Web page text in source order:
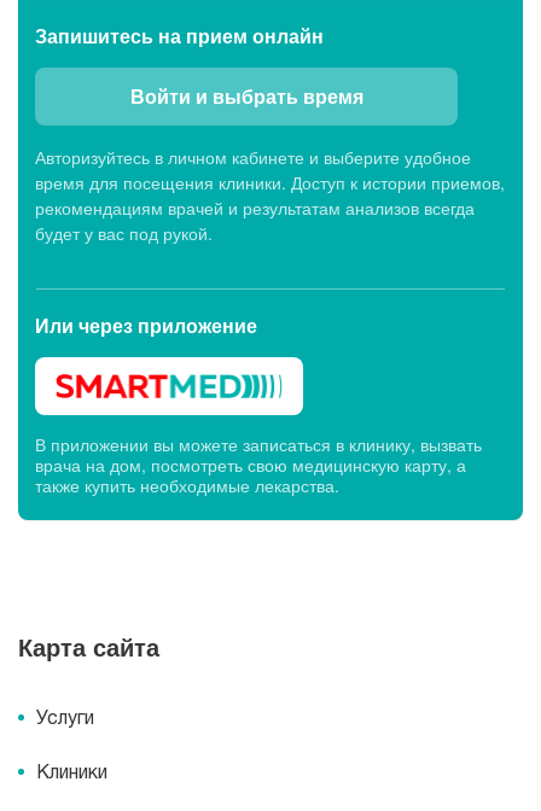
Запишитесь на прием онлайн
Войти и выбрать время
Авторизуйтесь в личном кабинете и выберите удобное
время для посещения клиники. Доступ к истории приемов,
рекомендациям врачей и результатам анализов всегда
будет у вас под рукой.
Или через приложение
В приложении вы можете записаться в клинику, вызвать
врача на дом, посмотреть свою медицинскую карту, а
также купить необходимые лекарства.
Карта сайта
Услуги
Клиники